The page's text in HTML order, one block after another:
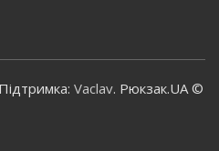
Vaclav. Рюкзак.UA ©